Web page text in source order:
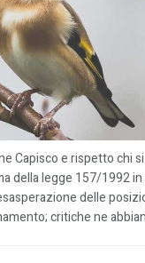
Capisco e rispetto chi
della legge 157/1992
delle
critiche ne